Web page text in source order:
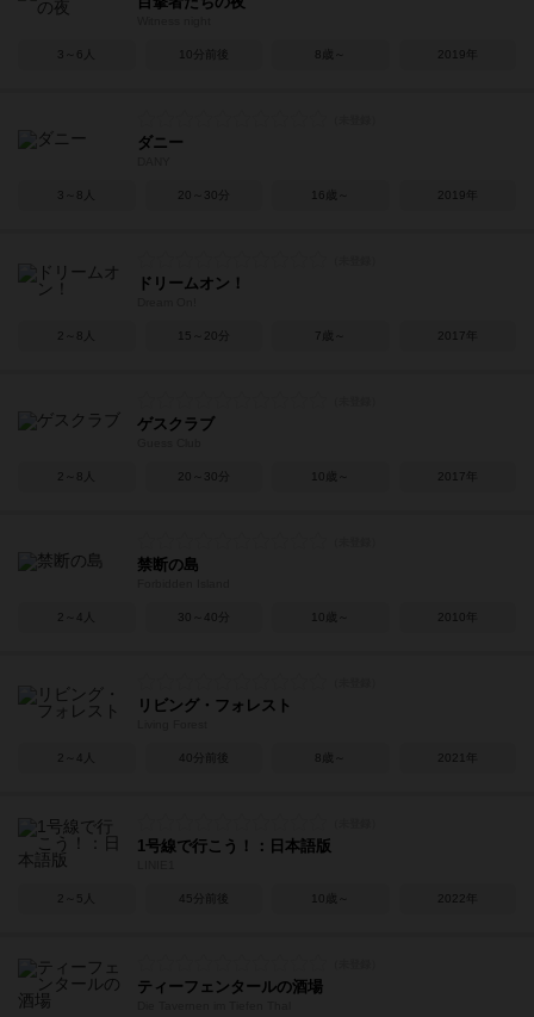
3～6人 10分前後 8歳～ 2019年
ダニー
3～8人 20～30分 16歳～ 2019年
ドリームオン！
2～8人 15～20分 7歳～ 2017年
ゲスクラブ
2～8人 20～30分 10歳～ 2017年
禁断の島
2～4人 30～40分 10歳～ 2010年
リビング・フォレスト
2～4人 40分前後 8歳～ 2021年
1号線で行こう！：日本語版
2～5人 45分前後 10歳～ 2022年
ティーフェンタールの酒場